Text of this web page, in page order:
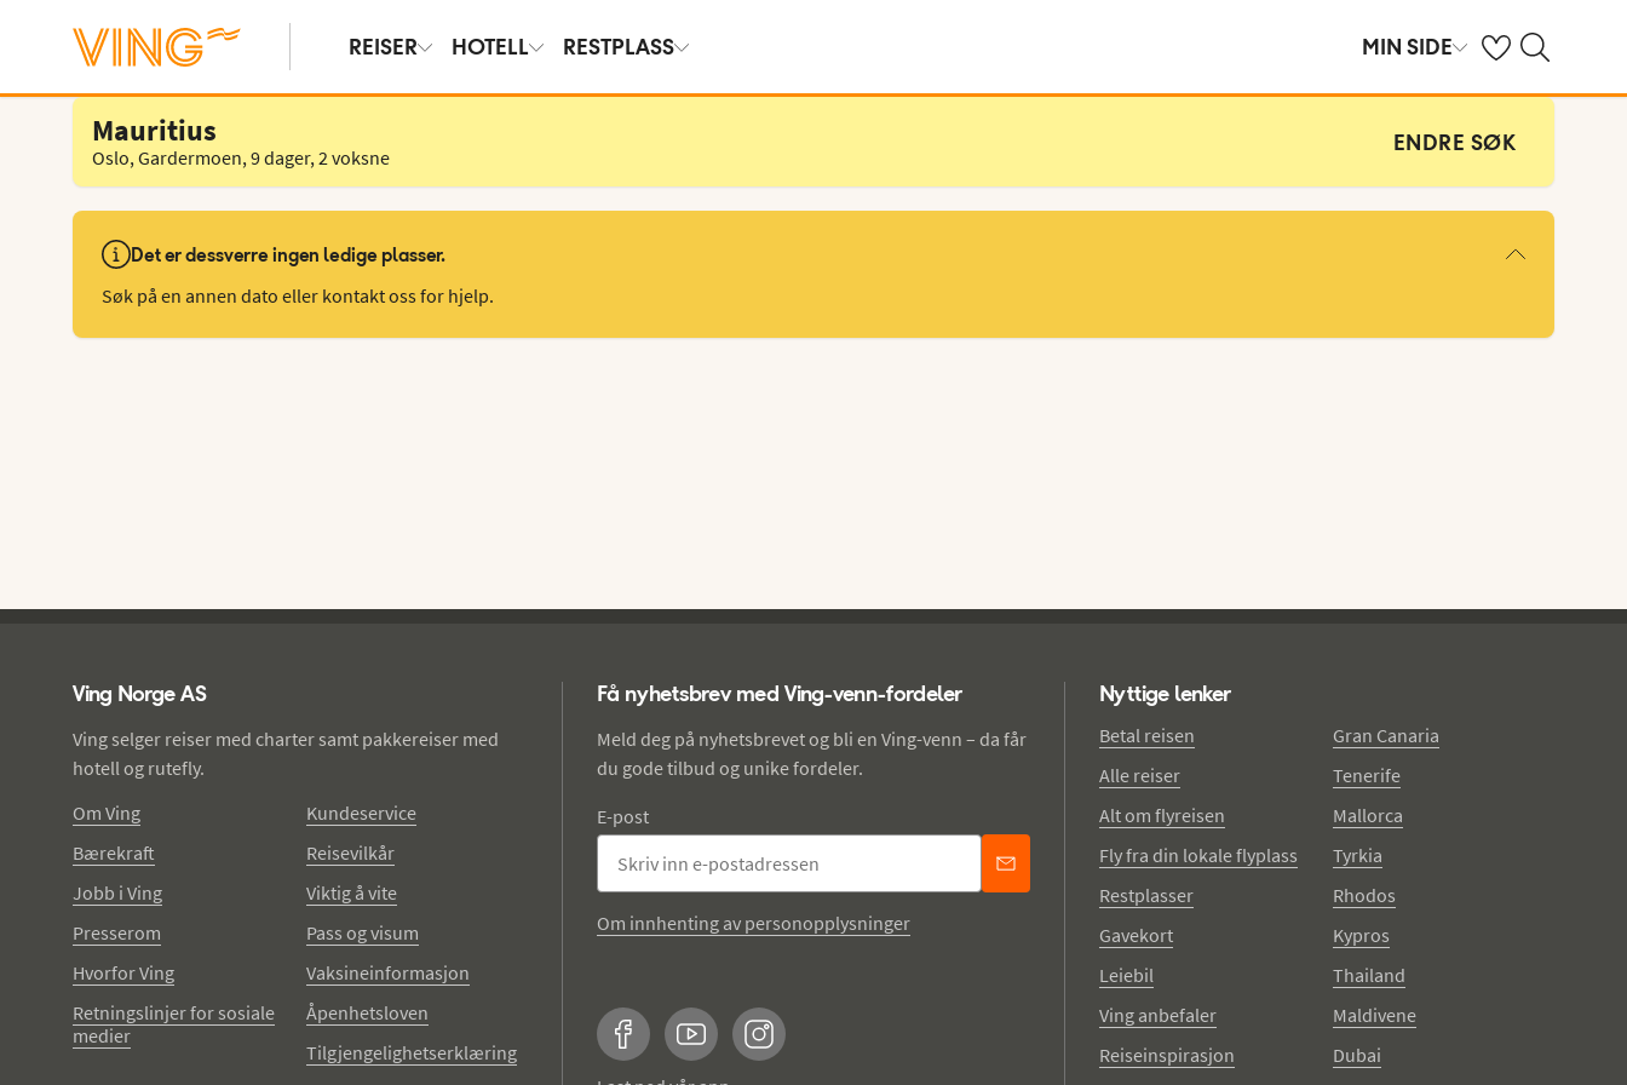
REISER HOTELL RESTPLASS MIN SIDE Se dine sparte
Søk på ving.no
Velg hotell
Mauritius
Oslo, Gardermoen,9 dager,2 voksne
ENDRE SØK
Det er dessverre ingen ledige plasser.
Søk på en annen dato eller kontakt oss for hjelp.
Ving Norge AS
Ving selger reiser med charter samt pakkereiser med
hotell og rutefly.
Om Ving
Bærekraft
Jobb i Ving
Presserom
Hvorfor Ving
Retningslinjer for sosiale
medier
Kundeservice
Reisevilkår
Viktig å vite
Pass og visum
Vaksineinformasjon
Åpenhetsloven
Tilgjengelighetserklæring
Få nyhetsbrev med Ving-venn-fordeler
Meld deg på nyhetsbrevet og bli en Ving-venn – da får
du gode tilbud og unike fordeler.
E-post
Om innhenting av personopplysninger
FacebookYouTubeInstagram
Nyttige lenker
Betal reisen
Alle reiser
Alt om flyreisen
Fly fra din lokale flyplass
Restplasser
Gavekort
Leiebil
Ving anbefaler
Reiseinspirasjon
Gran Canaria
Tenerife
Mallorca
Tyrkia
Rhodos
Kypros
Thailand
Maldivene
Dubai